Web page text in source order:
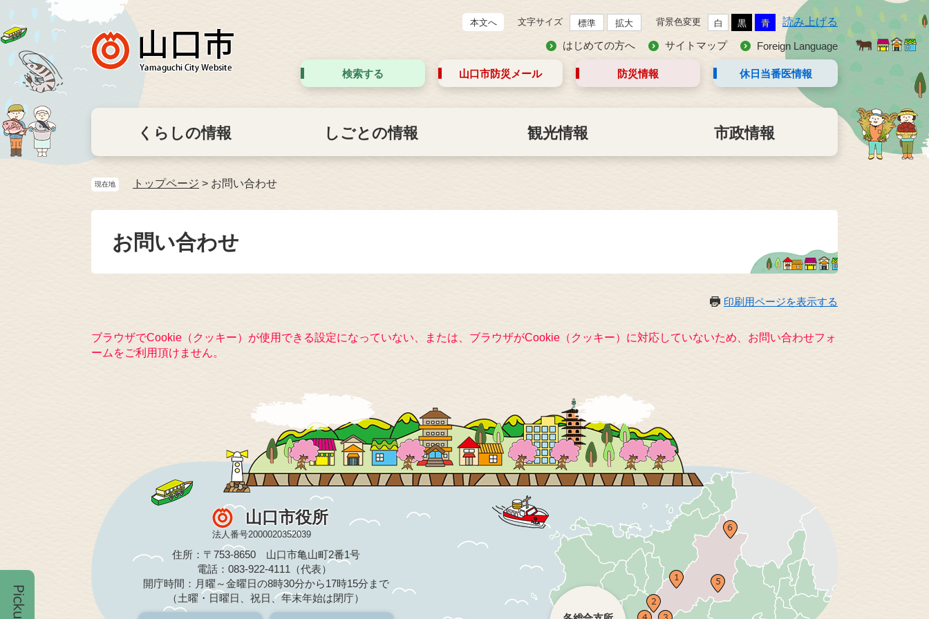
本文へ 文字サイズ 標準 拡大 背景色変更 白 黒 青 読み上げる
はじめての方へ サイトマップ Foreign Language
検索する 山口市防災 メール 防災情報 休日当番医情報
くらしの情報 しごとの情報 観光情報 市政情報
現在地 トップページ > お問い合わせ
お問い合わせ
印刷用ページを表示する
ブラウザでCookie（クッキー）が使用できる設定になっていない、または、ブラウザがCookie（クッキー）に対応していないため、お問い合わせフォ
ームをご利用頂けません。
山口市役所
法人番号2000020352039
住所：〒753-8650 山口市亀山町2番1号
電話：083-922-4111（代表）
開庁時間：月曜～金曜日の8時30分から17時15分まで
（土曜・日曜日、祝日、年末年始は閉庁）